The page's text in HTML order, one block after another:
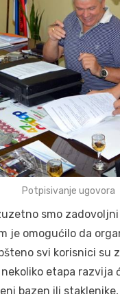
Potpisivanje ugovora
smo
je omogućilo da
svi korisnici su
etapa razvija
bazen ili